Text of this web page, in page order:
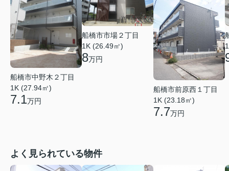
船橋市中野木２丁目
1K (27.94㎡)
7.1万円
船橋市市場２丁目
1K (26.49㎡)
8万円
船橋市前原西１丁目
1K (23.18㎡)
7.7万円
よく見られている物件